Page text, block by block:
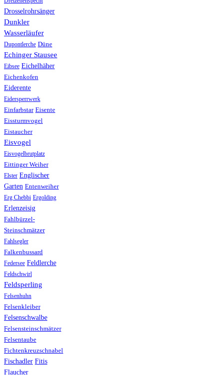
Drosselrohrsänger
Dunkler
Wasserläufer
Dupontlerche Düne
Echinger Stausee
Eibsee Eichelhäher
Eichenkofen
Eiderente
Eidersperrwerk
Einfarbstar Eisente
Eissturmvogel
Eistaucher
Eisvogel
Eisvogelbrutplatz
Eittinger Weiher
Elster Englischer
Garten Entenweiher
Erg Chebbi Ergolding
Erlenzeisig
Fahlbürzel-
Steinschmätzer
Fahlsegler
Falkenbussard
Federsee Feldlerche
Feldschwirl
Feldsperling
Felsenhuhn
Felsenkleiber
Felsenschwalbe
Felsensteinschmätzer
Felsentaube
Fichtenkreuzschnabel
Fischadler Fitis
Flaucher